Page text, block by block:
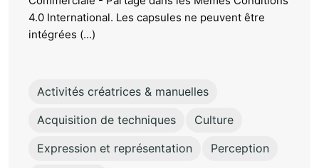
4.0 International. Les capsules ne peuvent être
intégrées (...)
Activités créatrices & manuelles
Acquisition de techniques
Culture
Expression et représentation
Perception